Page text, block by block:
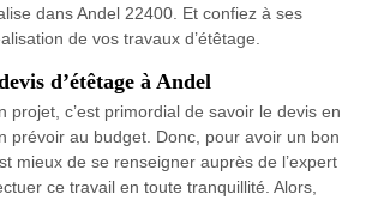
dans Andel 22400. Et confiez à ses
de vos travaux d’étêtage.
d’étêtage à Andel
projet, c’est primordial de savoir le devis en
prévoir au budget. Donc, pour avoir un bon
mieux de se renseigner auprès de l’expert
ce travail en toute tranquillité. Alors,